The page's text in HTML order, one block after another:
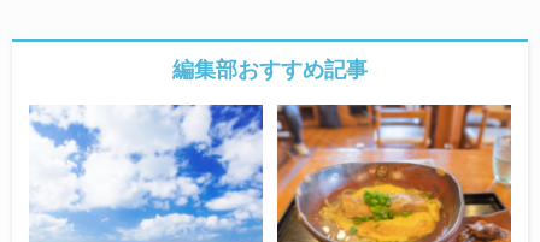
編集部おすすめ記事